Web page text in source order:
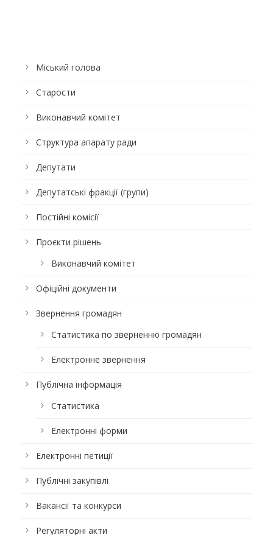
Міський голова
Старости
Виконавчий комітет
Структура апарату ради
Депутати
Депутатські фракції (групи)
Постійні комісії
Проєкти рішень
Виконавчий комітет
Офіційні документи
Звернення громадян
Статистика по зверненню громадян
Електронне звернення
Публічна інформація
Статистика
Електронні форми
Електронні петиції
Публічні закупівлі
Вакансії та конкурси
Регуляторні акти